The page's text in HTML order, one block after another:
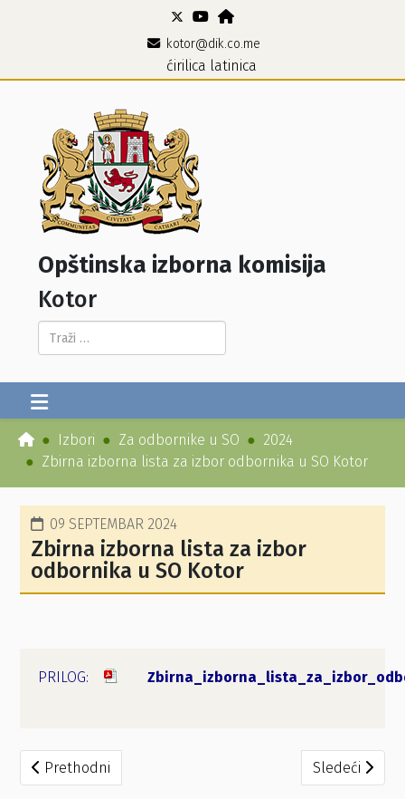
kotor@dik.co.me
ćirilica latinica
Opštinska izborna komisija
Kotor
Pretraga...
Izbori Za odbornike u SO
2024
Zbirna izborna lista za izbor odbornika u SO Kotor
09 SEPTEMBAR 2024
Zbirna izborna lista za izbor
odbornika u SO Kotor
Prethodni članak: Zbirna izborna lista za izbor odbornika
Prethodni Sledeći
Sledeći